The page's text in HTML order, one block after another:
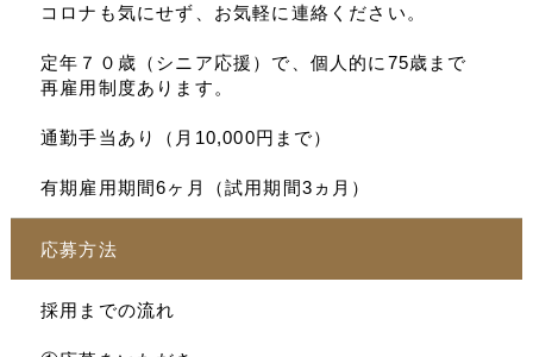
コロナも気にせず、お気軽に連絡ください。
定年７０歳（シニア応援）で、個人的に75歳まで
再雇用制度あります。
通勤手当あり（月10,000円まで）
有期雇用期間6ヶ月（試用期間3ヵ月）
応募方法
採用までの流れ